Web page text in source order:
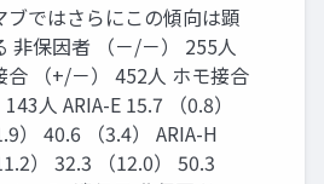
ブではさらにこの傾向は顕
非保因者 （－/－） 255人
合 （+/－） 452人 ホモ接合
143人 ARIA-E 15.7 （0.8）
） 40.6 （3.4） ARIA-H
） 32.3 （12.0） 50.3